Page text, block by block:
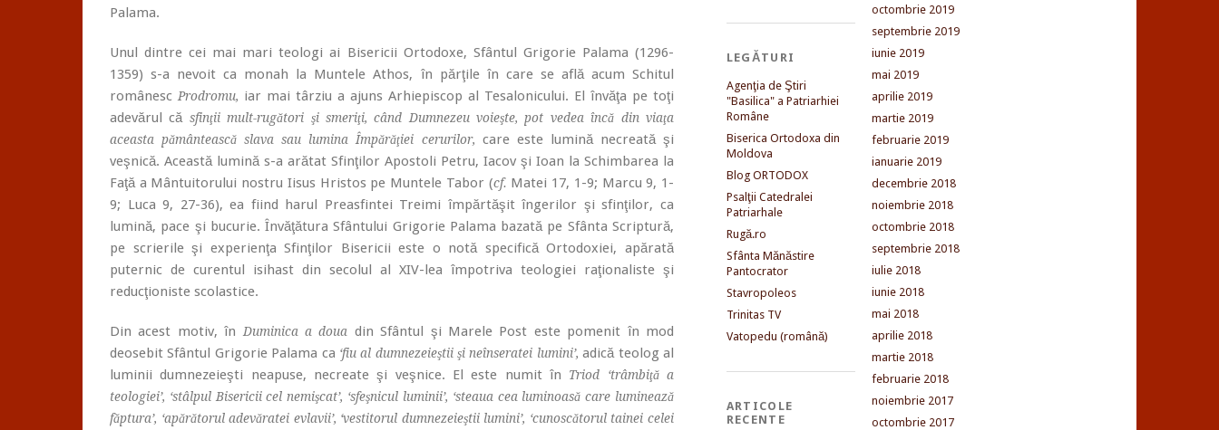
Palama.
Unul dintre cei mai mari teologi ai Bisericii Ortodoxe, Sfântul Grigorie Palama (1296-
1359) s-a nevoit ca monah la Muntele Athos, în părţile în care se află acum Schitul
românesc Prodromu, iar mai târziu a ajuns Arhiepiscop al Tesalonicului. El învăţa pe toţi
adevărul că sfinţii mult-rugători şi smeriţi, când Dumnezeu voieşte, pot vedea încă din viaţa
aceasta pământească slava sau lumina Împărăţiei cerurilor, care este lumină necreată şi
veşnică. Această lumină s-a arătat Sfinţilor Apostoli Petru, Iacov şi Ioan la Schimbarea la
Faţă a Mântuitorului nostru Iisus Hristos pe Muntele Tabor (cf. Matei 17, 1-9; Marcu 9, 1-
9; Luca 9, 27-36), ea fiind harul Preasfintei Treimi împărtăşit îngerilor şi sfinţilor, ca
lumină, pace şi bucurie. Învăţătura Sfântului Grigorie Palama bazată pe Sfânta Scriptură,
pe scrierile şi experienţa Sfinţilor Bisericii este o notă specifică Ortodoxiei, apărată
puternic de curentul isihast din secolul al XIV-lea împotriva teologiei raţionaliste şi
reducţioniste scolastice.
Din acest motiv, înDuminica a doua din Sfântul şi Marele Post este pomenit în mod
deosebit Sfântul Grigorie Palama ca ‘fiu al dumnezeieştii şi neînseratei lumini’, adică teolog al
luminii dumnezeieşti neapuse, necreate şi veşnice. El este numit în
Triod ‘trâmbiţă a
teologiei’, ‘stâlpul Bisericii cel nemişcat’, ‘sfeşnicul luminii’, ‘steaua cea luminoasă care luminează
făptura’, ‘apărătorul adevăratei evlavii’, ‘vestitorul dumnezeieştii lumini’, ‘cunoscătorul tainei celei
LEGĂTURI
Agenţia de Ştiri
"Basilica" a Patriarhiei
Române
Biserica Ortodoxa din
Moldova
Blog ORTODOX
Psalţii Catedralei
Patriarhale
Rugă.ro
Sfânta Mănăstire
Pantocrator
Stavropoleos
Trinitas TV
Vatopedu (română)
ARTICOLE
RECENTE
octombrie 2019
septembrie 2019
iunie 2019
mai 2019
aprilie 2019
martie 2019
februarie 2019
ianuarie 2019
decembrie 2018
noiembrie 2018
octombrie 2018
septembrie 2018
iulie 2018
iunie 2018
mai 2018
aprilie 2018
martie 2018
februarie 2018
noiembrie 2017
octombrie 2017